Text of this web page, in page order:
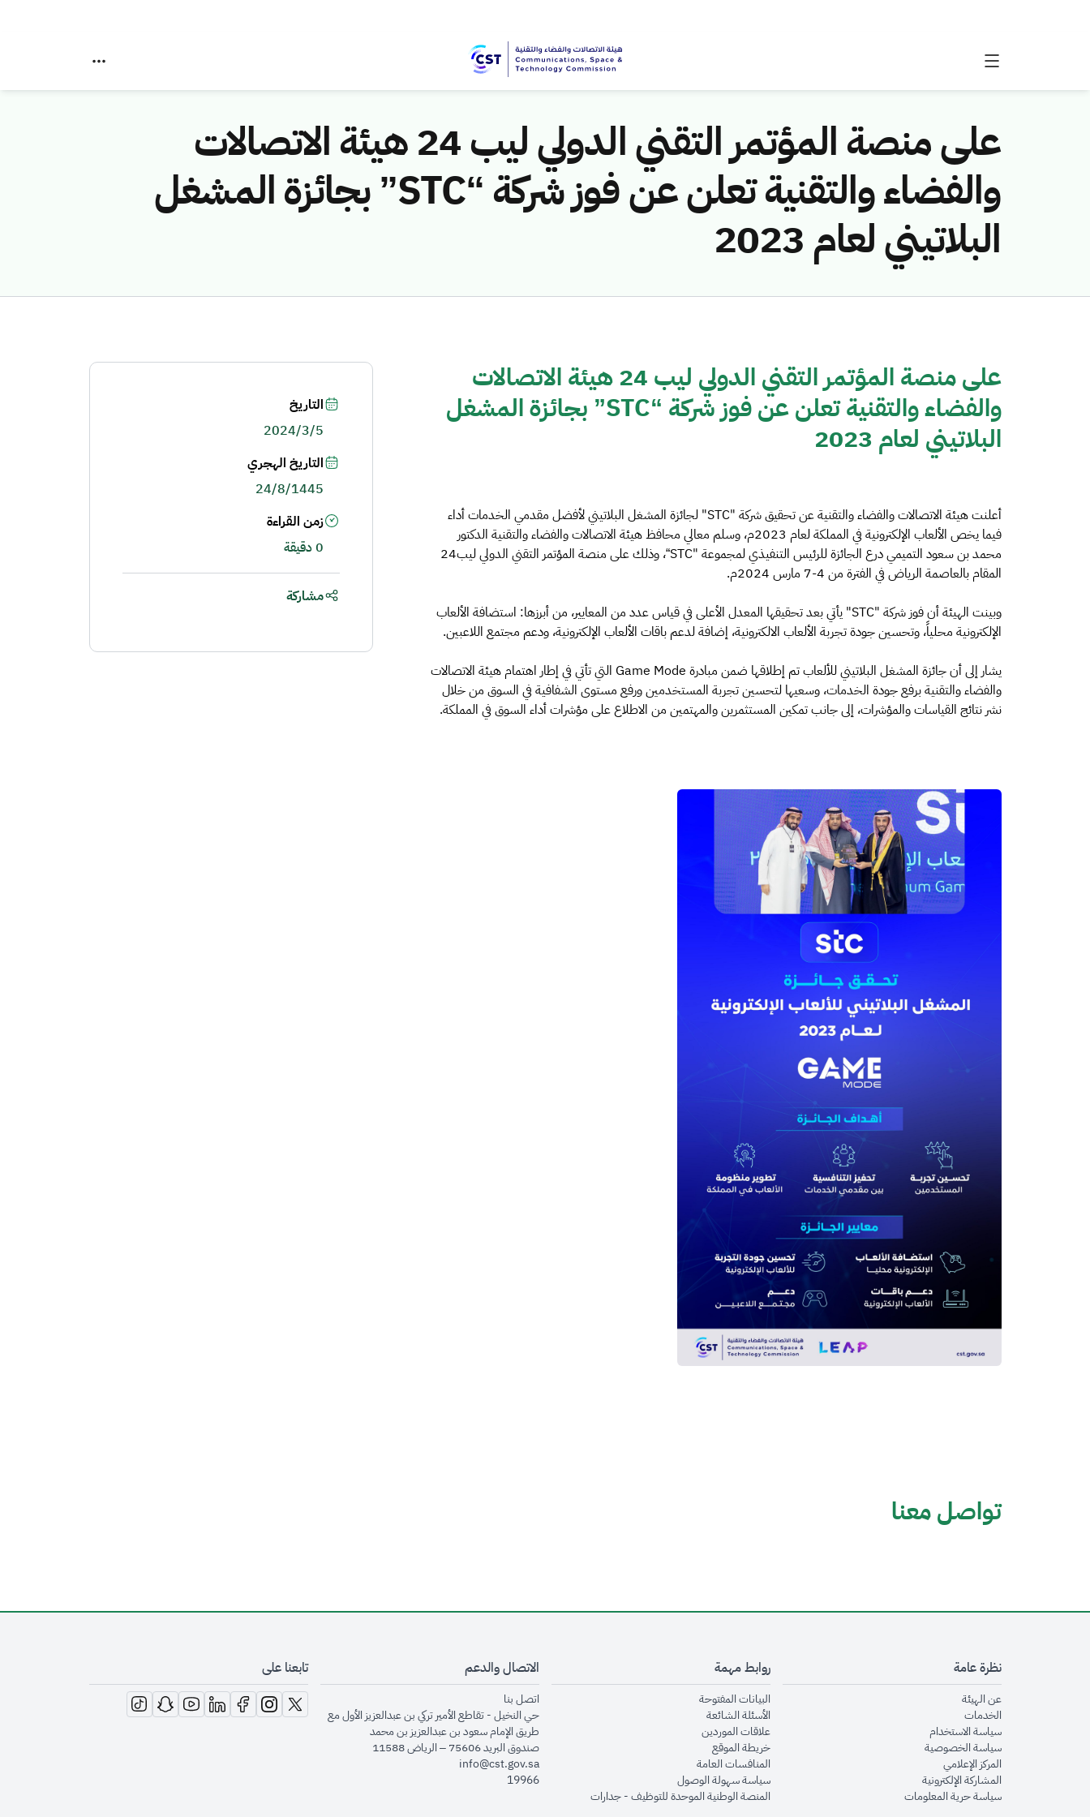
على منصة المؤتمر التقني الدولي ليب 24 هيئة الاتصالات
والفضاء والتقنية تعلن عن فوز شركة “STC” بجائزة المشغل
البلاتيني لعام 2023
على منصة المؤتمر التقني الدولي ليب 24 هيئة الاتصالات
والفضاء والتقنية تعلن عن فوز شركة “STC” بجائزة المشغل
البلاتيني لعام 2023
أعلنت هيئة الاتصالات والفضاء والتقنية عن تحقيق شركة "STC" لجائزة المشغل البلاتيني لأفضل مقدمي الخدمات أداء
فيما يخص الألعاب الإلكترونية في المملكة لعام 2023م، وسلم معالي محافظ هيئة الاتصالات والفضاء والتقنية الدكتور
محمد بن سعود التميمي درع الجائزة للرئيس التنفيذي لمجموعة "STC“، وذلك على منصة المؤتمر التقني الدولي ليب24
المقام بالعاصمة الرياض في الفترة من 4-7 مارس 2024م.
وبينت الهيئة أن فوز شركة "STC" يأتي بعد تحقيقها المعدل الأعلى في قياس عدد من المعايير، من أبرزها: استضافة الألعاب
الإلكترونية محلياً، وتحسين جودة تجربة الألعاب الالكترونية، إضافة لدعم باقات الألعاب الإلكترونية، ودعم مجتمع اللاعبين.
يشار إلى أن جائزة المشغل البلاتيني للألعاب تم إطلاقها ضمن مبادرة Game Mode التي تأتي في إطار اهتمام هيئة الاتصالات
والفضاء والتقنية برفع جودة الخدمات، وسعيها لتحسين تجربة المستخدمين ورفع مستوى الشفافية في السوق من خلال
نشر نتائج القياسات والمؤشرات، إلى جانب تمكين المستثمرين والمهتمين من الاطلاع على مؤشرات أداء السوق في المملكة.
التاريخ
2024/3/5
التاريخ الهجري
24/8/1445
زمن القراءة
0 دقيقة
مشاركة
تواصل معنا
نظرة عامة
عن الهيئةopens in new window
الخدماتopens in new window
سياسة الاستخدام
سياسة الخصوصيةopens in new window
المركز الإعلاميopens in new window
المشاركة الإلكترونيةopens in new window
سياسة حرية المعلوماتopens in new window
روابط مهمة
البيانات المفتوحةopens in new window
الأسئلة الشائعةopens in new window
علاقات الموردينopens in new window
خريطة الموقعopens in new window
المنافسات العامةopens in new window
سياسة سهولة الوصولopens in new window
المنصة الوطنية الموحدة للتوظيف - جداراتopens in new window
الاتصال والدعم
اتصل بنا
حي النخيل - تقاطع الأمير تركي بن عبدالعزيز الأول مع
طريق الإمام سعود بن عبدالعزيز بن محمد
صندوق البريد 75606 – الرياض 11588
info@cst.gov.sa
19966
تابعنا على
opens in new window
opens in new window
opens in new window
opens in new window
opens in new window
opens in new window
opens in new window